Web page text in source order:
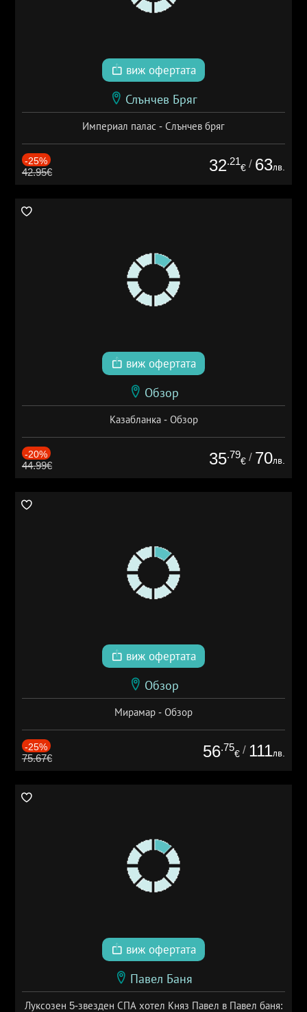
виж офертата
Слънчев Бряг
Империал палас - Слънчев бряг
-25%
42.95€ 32.21
€ / 63лв.
виж офертата
Обзор
Казабланка - Обзор
-20%
44.99€ 35.79
€ / 70лв.
виж офертата
Обзор
Мирамар - Обзор
-25%
75.67€ 56.75
€ / 111лв.
виж офертата
Павел Баня
Луксозен 5-звезден СПА хотел Княз Павел в Павел баня: